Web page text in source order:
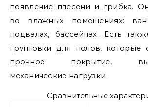
появление плесени и грибка.
во влажных помещениях:
подвалах, бассейнах. Есть
грунтовки для полов, которые
прочное покрытие,
механические нагрузки.
Сравнительные